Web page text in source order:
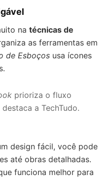
na técnicas de
as ferramentas em
de Esboços usa ícones
prioriza o fluxo
a TechTudo.
design fácil, você pode
até obras detalhadas.
funciona melhor para